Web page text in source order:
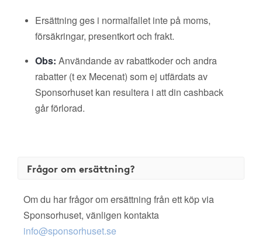
Ersättning ges i normalfallet inte på moms,
försäkringar, presentkort och frakt.
Obs: Användande av rabattkoder och andra
rabatter (t ex Mecenat) som ej utfärdats av
Sponsorhuset kan resultera i att din cashback
går förlorad.
Frågor om ersättning?
Om du har frågor om ersättning från ett köp via
Sponsorhuset, vänligen kontakta
info@sponsorhuset.se